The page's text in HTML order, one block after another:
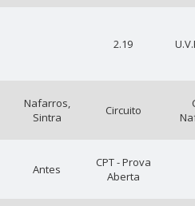
2.19
Nafarros,
Sintra
Circuito
Antes
CPT - Prova
Aberta